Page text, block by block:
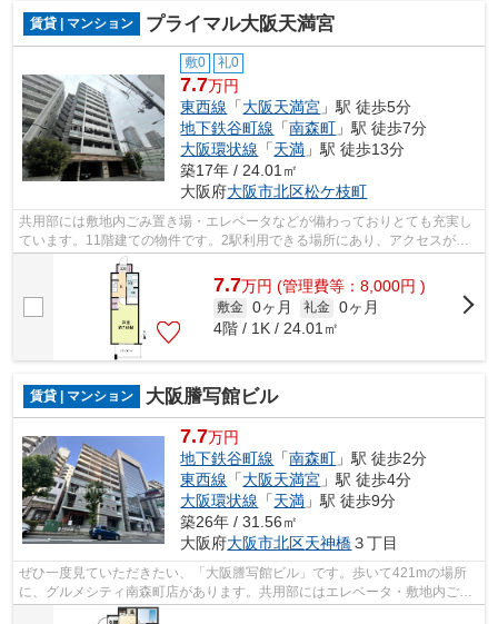
賃貸 | マンション プライマル大阪天満宮
敷0 礼0
7.7万円
東西線 「大阪天満宮 」駅 徒歩5分
地下鉄谷町線 「南森町 」駅 徒歩7分
大阪環状線 「天満 」駅 徒歩13分
築17年 / 24.01㎡
大阪府大阪市北区松ケ枝町
共用部には敷地内ごみ置き場・エレベータなどが備わっておりとても充実し
ています。11階建ての物件です。2駅利用できる場所にあり、アクセスが便
利です。こちらはマンションタイプにな...
7.7万円 (管理費等：8,000円 )
敷金 0ヶ月 礼金 0ヶ月
4階 / 1K / 24.01㎡
賃貸 | マンション 大阪謄写館ビル
7.7万円
地下鉄谷町線 「南森町 」駅 徒歩2分
東西線 「大阪天満宮 」駅 徒歩4分
大阪環状線 「天満 」駅 徒歩9分
築26年 / 31.56㎡
大阪府大阪市北区天神橋３丁目
ぜひ一度見ていただきたい、「大阪謄写館ビル」です。歩いて421mの場所
に、グルメシティ南森町店があります。共用部にはエレベータ・敷地内ごみ
置き場などが揃っております。是非ご覧...